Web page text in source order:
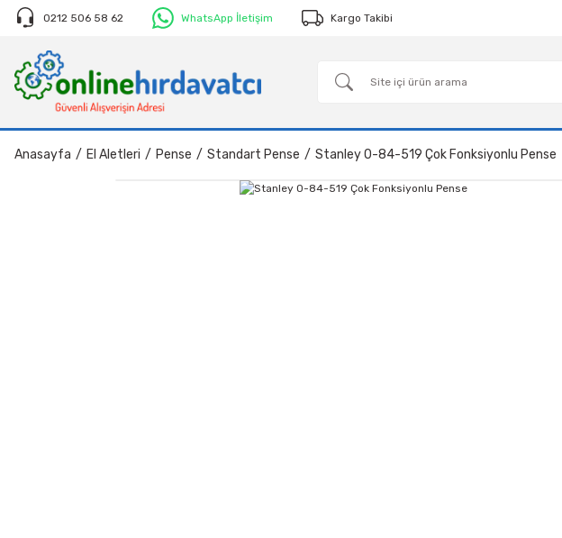
0212 506 58 62 WhatsApp İletişim Kargo Takibi
Anasayfa El Aletleri Pense Standart Pense Stanley 0-84-519 Çok Fonksiyonlu Pense